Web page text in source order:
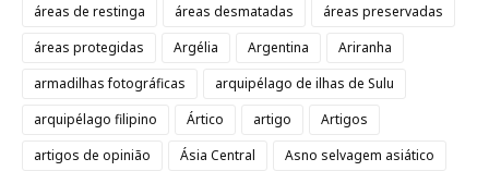
áreas de restinga
áreas desmatadas
áreas preservadas
áreas protegidas
Argélia Argentina
Ariranha
armadilhas fotográficas
arquipélago de ilhas de Sulu
arquipélago filipino
Ártico artigo
Artigos
artigos de opinião
Ásia Central
Asno selvagem asiático